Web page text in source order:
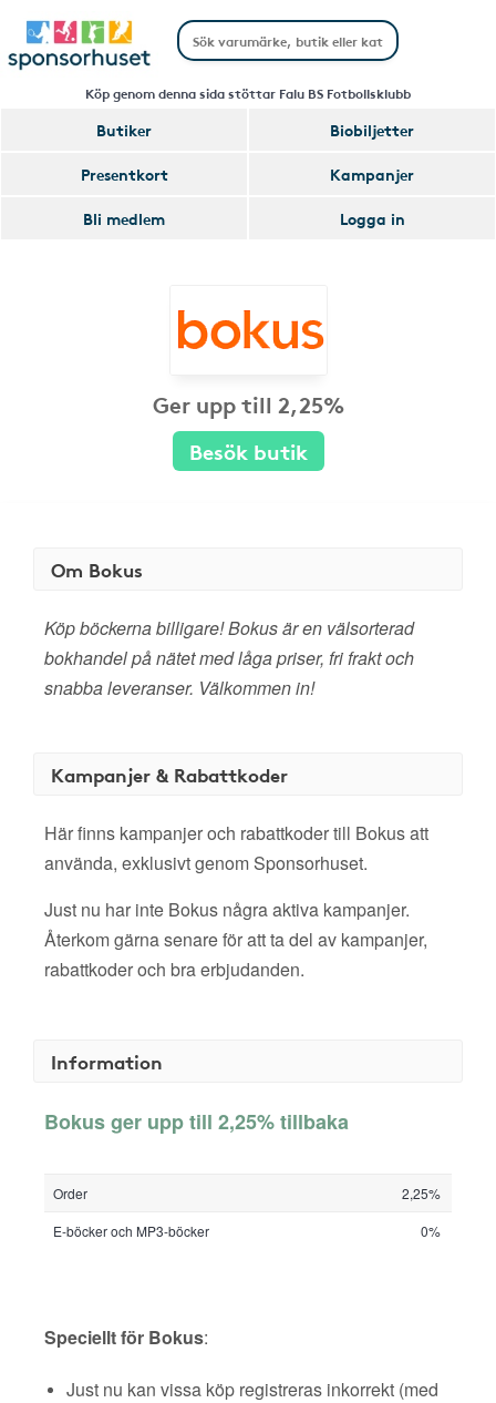
Köp genom denna sida stöttar Falu BS Fotbollsklubb
Butiker
Biobiljetter
Presentkort
Kampanjer
Bli medlem
Logga in
Ger upp till 2,25%
Besök butik
Om Bokus
Köp böckerna billigare! Bokus är en välsorterad
bokhandel på nätet med låga priser, fri frakt och
snabba leveranser. Välkommen in!
Kampanjer & Rabattkoder
Här finns kampanjer och rabattkoder till Bokus att
använda, exklusivt genom Sponsorhuset.
Just nu har inte Bokus några aktiva kampanjer.
Återkom gärna senare för att ta del av kampanjer,
rabattkoder och bra erbjudanden.
Information
Bokus ger upp till 2,25% tillbaka
Order
2,25%
E-böcker och MP3-böcker
0%
Speciellt för Bokus:
Just nu kan vissa köp registreras inkorrekt (med